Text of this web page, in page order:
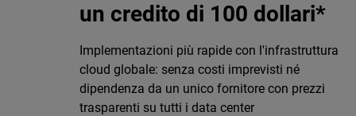
un credito di 100 dollari*
Implementazioni più rapide con l'infrastruttura
cloud globale: senza costi imprevisti né
dipendenza da un unico fornitore con prezzi
trasparenti su tutti i data center